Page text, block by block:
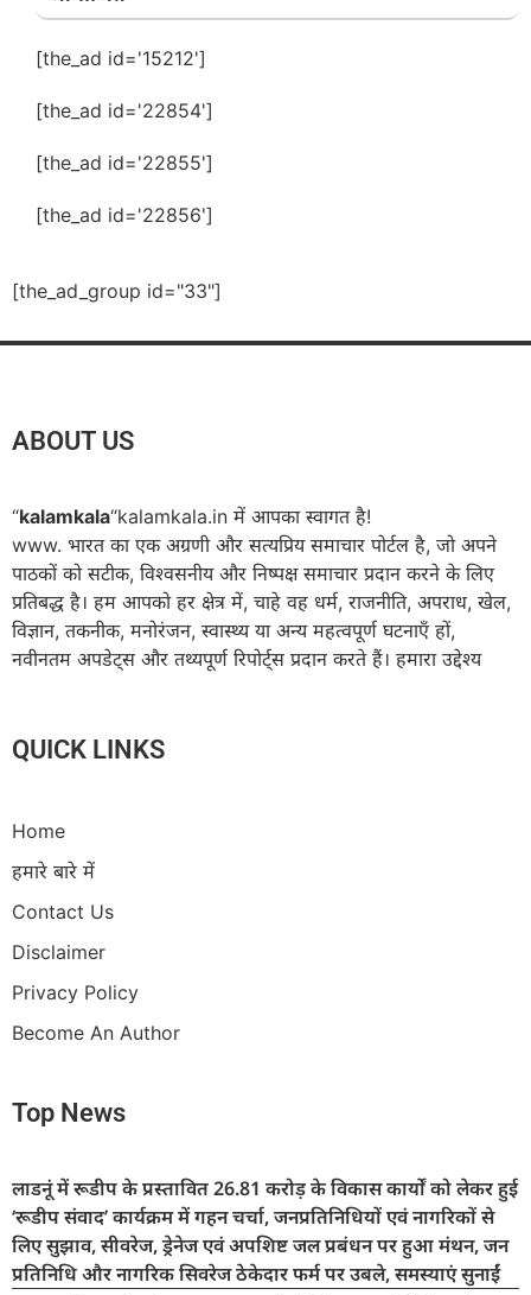
[the_ad id='15212']
[the_ad id='22854']
[the_ad id='22855']
[the_ad id='22856']
[the_ad_group id="33"]
ABOUT US
“kalamkala“kalamkala.in में आपका स्वागत है!
www. भारत का एक अग्रणी और सत्यप्रिय समाचार पोर्टल है, जो अपने
पाठकों को सटीक, विश्वसनीय और निष्पक्ष समाचार प्रदान करने के लिए
प्रतिबद्ध है। हम आपको हर क्षेत्र में, चाहे वह धर्म, राजनीति, अपराध, खेल,
विज्ञान, तकनीक, मनोरंजन, स्वास्थ्य या अन्य महत्वपूर्ण घटनाएँ हों,
नवीनतम अपडेट्स और तथ्यपूर्ण रिपोर्ट्स प्रदान करते हैं। हमारा उद्देश्य
QUICK LINKS
Home
हमारे बारे में
Contact Us
Disclaimer
Privacy Policy
Become An Author
Top News
लाडनूं में रूडीप के प्रस्तावित 26.81 करोड़ के विकास कार्यों को लेकर हुई
‘रूडीप संवाद’ कार्यक्रम में गहन चर्चा, जनप्रतिनिधियों एवं नागरिकों से
लिए सुझाव, सीवरेज, ड्रेनेज एवं अपशिष्ट जल प्रबंधन पर हुआ मंथन, जन
प्रतिनिधि और नागरिक सिवरेज ठेकेदार फर्म पर उबले, समस्याएं सुनाईं